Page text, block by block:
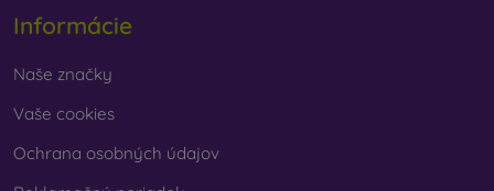
Informácie
Naše značky
Vaše cookies
Ochrana osobných údajov